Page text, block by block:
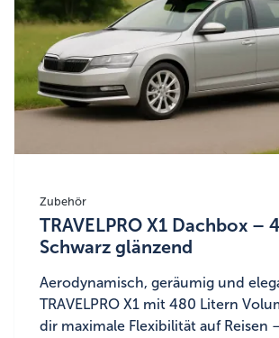
TRAVELPRO X1 Dachbox –
Schwarz glänzend
Zubehör
Aerodynamisch, geräumig und
TRAVELPRO X1 mit 480 Litern
dir maximale Flexibilität auf Reisen